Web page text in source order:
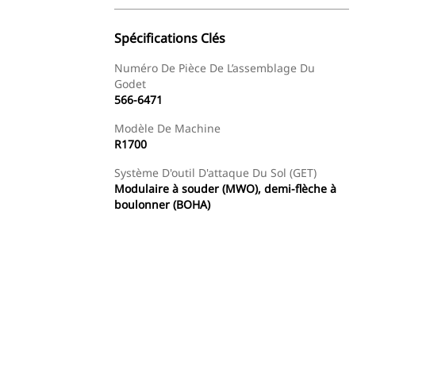
Spécifications Clés
Numéro De Pièce De L’assemblage Du
Godet
566-6471
Modèle De Machine
R1700
Système D'outil D'attaque Du Sol (GET)
Modulaire à souder (MWO), demi-flèche à
boulonner (BOHA)